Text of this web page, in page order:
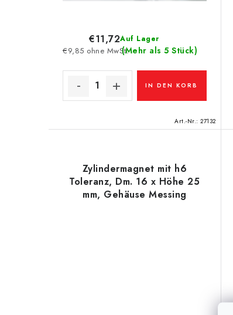
Auf Lager
(Mehr als 5 Stück)
€9,85 ohne MwSt.
€11,72
IN DEN KORB
Art.-Nr.: 27132
Zylindermagnet mit h6
Toleranz, Dm. 16 x Höhe 25
mm, Gehäuse Messing